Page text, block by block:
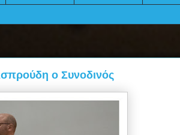
ο Συνοδινός